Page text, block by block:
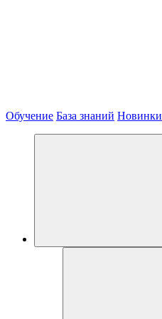
Обучение База знаний Новинки